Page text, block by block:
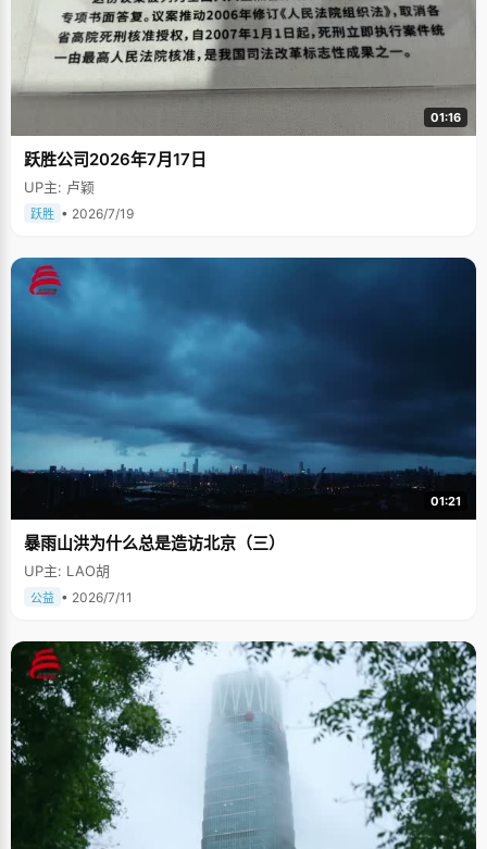
01:16
跃胜公司2026年7月17日
UP主: 卢颖
跃胜 • 2026/7/19
01:21
暴雨山洪为什么总是造访北京（三）
UP主: LAO胡
公益 • 2026/7/11